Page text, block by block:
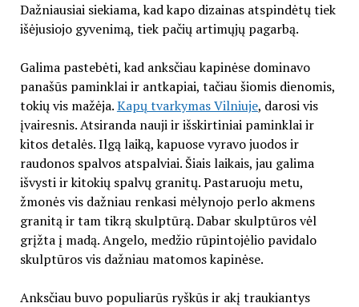
Dažniausiai siekiama, kad kapo dizainas atspindėtų tiek
išėjusiojo gyvenimą, tiek pačių artimųjų pagarbą.
Galima pastebėti, kad anksčiau kapinėse dominavo
panašūs paminklai ir antkapiai, tačiau šiomis dienomis,
tokių vis mažėja.Kapų tvarkymas Vilniuje, darosi vis
įvairesnis. Atsiranda nauji ir išskirtiniai paminklai ir
kitos detalės. Ilgą laiką, kapuose vyravo juodos ir
raudonos spalvos atspalviai. Šiais laikais, jau galima
išvysti ir kitokių spalvų granitų. Pastaruoju metu,
žmonės vis dažniau renkasi mėlynojo perlo akmens
granitą ir tam tikrą skulptūrą. Dabar skulptūros vėl
grįžta į madą. Angelo, medžio rūpintojėlio pavidalo
skulptūros vis dažniau matomos kapinėse.
Anksčiau buvo populiarūs ryškūs ir akį traukiantys